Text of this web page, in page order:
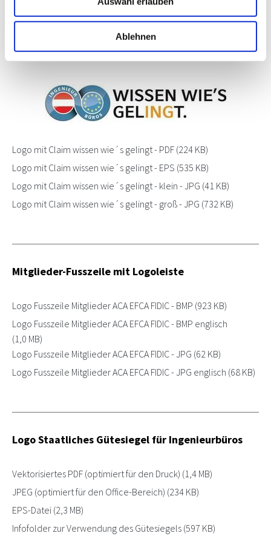
Ablehnen
Logo mit Claim "wissen wie´s gelingt"
Logo mit Claim wissen wie´s gelingt - PDF (224 KB)
Logo mit Claim wissen wie´s gelingt - EPS (535 KB)
Logo mit Claim wissen wie´s gelingt - klein - JPG (41 KB)
Logo mit Claim wissen wie´s gelingt - groß - JPG (732 KB)
Mitglieder-Fusszeile mit Logoleiste
Logo Fusszeile Mitglieder ACA EFCA FIDIC - BMP (923 KB)
Logo Fusszeile Mitglieder ACA EFCA FIDIC - BMP englisch
(1,0 MB)
Logo Fusszeile Mitglieder ACA EFCA FIDIC - JPG (62 KB)
Logo Fusszeile Mitglieder ACA EFCA FIDIC - JPG englisch (68 KB)
Logo Staatliches Gütesiegel für Ingenieurbüros
Vektorisiertes PDF (optimiert für den Druck) (1,4 MB)
JPEG (optimiert für den Office-Bereich) (234 KB)
EPS-Datei (2,3 MB)
Infofolder zur Verwendung des Gütesiegels (597 KB)